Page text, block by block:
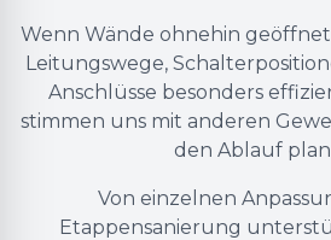
Wenn Wände ohnehin geöffnet
Leitungswege,
Anschlüsse besonders
stimmen uns mit anderen
den Ablauf
Von einzelnen
Etappensanierung